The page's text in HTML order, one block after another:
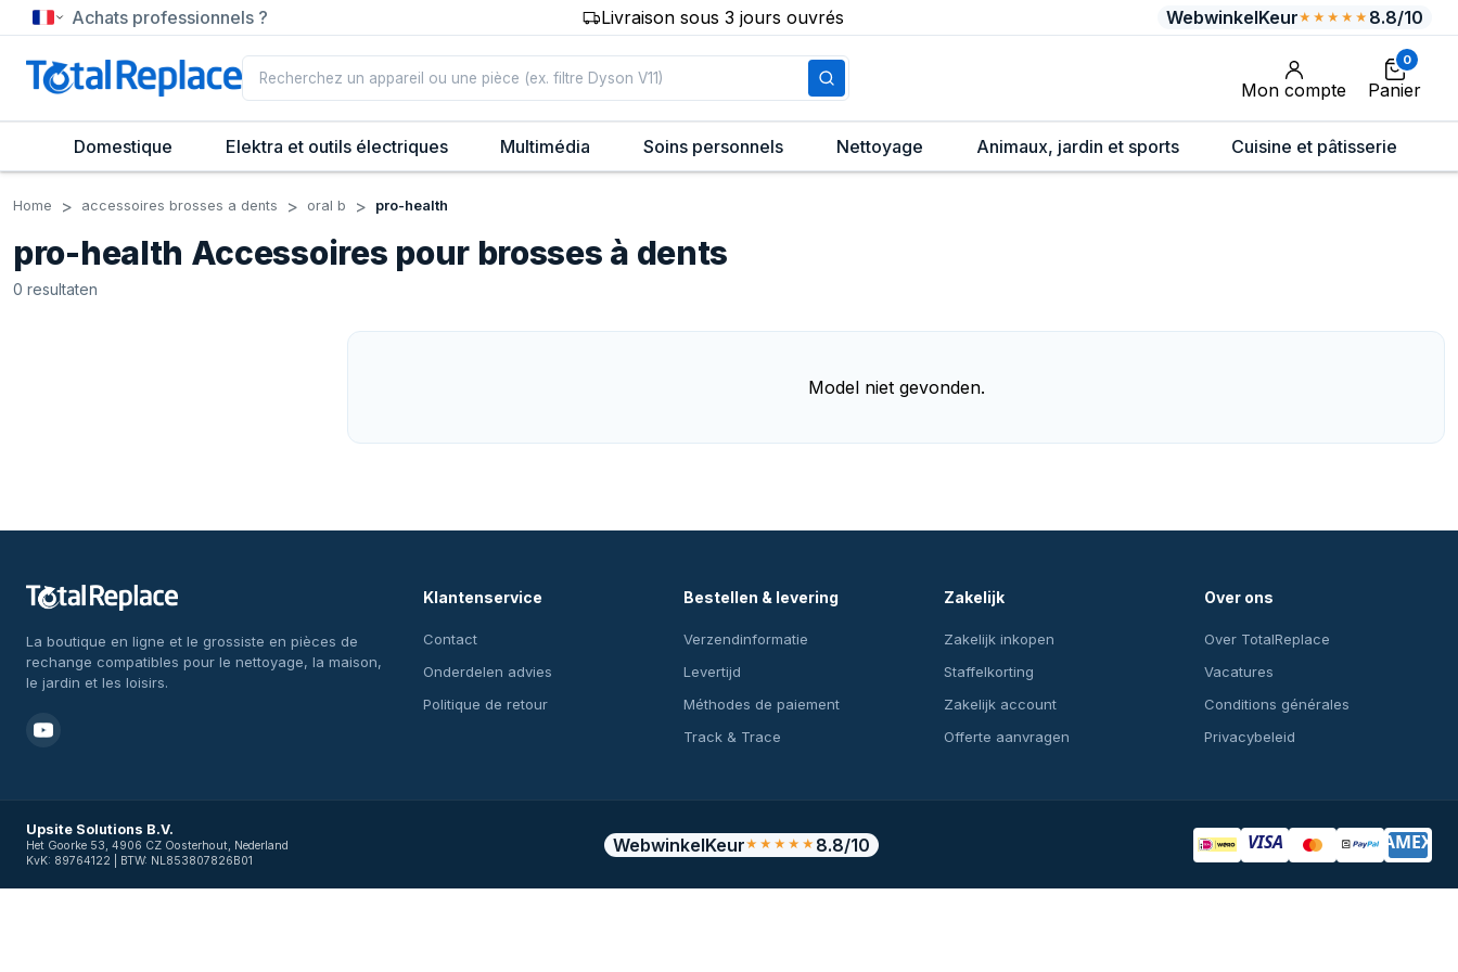
Achats professionnels ? Livraison sous 3 jours ouvrés WebwinkelKeur★★★★★ 8.8/10
Mon compte
0
Panier
Domestique Elektra et outils électriques Multimédia Soins personnels Nettoyage Animaux, jardin et sports Cuisine et pâtisserie
Home accessoires brosses a dents oral b pro-health
pro-health Accessoires pour brosses à dents
0 resultaten
Model niet gevonden.
La boutique en ligne et le grossiste en pièces de
rechange compatibles pour le nettoyage, la maison,
le jardin et les loisirs.
Klantenservice
Contact
Onderdelen advies
Politique de retour
Bestellen & levering
Verzendinformatie
Levertijd
Méthodes de paiement
Track & Trace
Zakelijk
Zakelijk inkopen
Staffelkorting
Zakelijk account
Offerte aanvragen
Over ons
Over TotalReplace
Vacatures
Conditions générales
Privacybeleid
Upsite Solutions B.V.
Het Goorke 53, 4906 CZ Oosterhout, Nederland
KvK: 89764122 | BTW: NL853807826B01
WebwinkelKeur★★★★★ 8.8/10 VISA AMEX